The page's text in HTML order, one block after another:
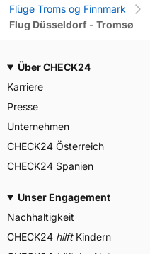
Flüge Troms og Finnmark
Flug Düsseldorf - Tromsø
Über CHECK24
Karriere
Presse
Unternehmen
CHECK24 Österreich
CHECK24 Spanien
Unser Engagement
Nachhaltigkeit
CHECK24 hilftKindern